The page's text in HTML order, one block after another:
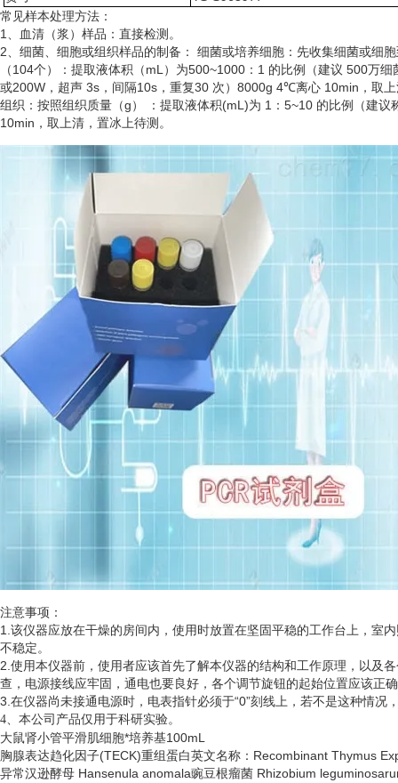
常见样本处理方法：
1、血清（浆）样品：直接检测。
2、细菌、细胞或组织样品的制备： 细菌或培养细胞：先收集细菌或细
（104个）：提取液体积（mL）为500~1000：1 的比例（建议 500万
或200W，超声 3s，间隔10s，重复30 次）8000g 4℃离心 10min，取
组织：按照组织质量（g） ：提取液体积(mL)为 1：5~10 的比例（建
10min，取上清，置冰上待测。
注意事项：
1.该仪器应放在干燥的房间内，使用时放置在坚固平稳的工作台上，室
不稳定。
2.使用本仪器前，使用者应该首先了解本仪器的结构和工作原理，以及
查，电源接线应牢固，通电也要良好，各个调节旋钮的起始位置应该正
3.在仪器尚未接通电源时，电表指针必须于“0”刻线上，若不是这种情况
4 本公司产品仅用于科研实验。
大鼠肾小管平滑肌细胞*培养基100mL
胸腺表达趋化因子(TECK)重组蛋白英文名称：Recombinant Thymus
异常汉逊酵母 Hansenula anomala豌豆根瘤菌 Rhizobium